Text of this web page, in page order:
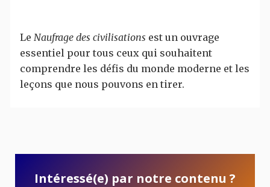
Le Naufrage des civilisations est un ouvrage
essentiel pour tous ceux qui souhaitent
comprendre les défis du monde moderne et les
leçons que nous pouvons en tirer.
Intéressé(e) par notre contenu ?